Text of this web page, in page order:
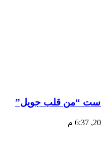
“من قلب جويل”